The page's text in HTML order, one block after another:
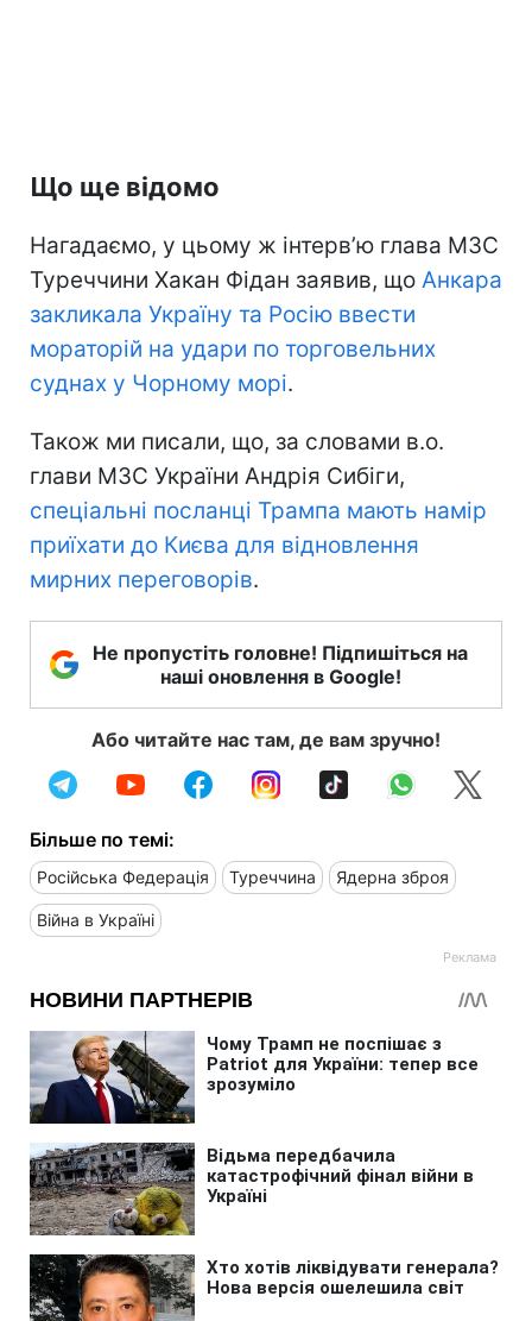
Що ще відомо
Нагадаємо, у цьому ж інтерв’ю глава МЗС
Туреччини Хакан Фідан заявив, що Анкара
закликала Україну та Росію ввести
мораторій на удари по торговельних
суднах у Чорному морі.
Також ми писали, що, за словами в.о.
глави МЗС України Андрія Сибіги,
спеціальні посланці Трампа мають намір
приїхати до Києва для відновлення
мирних переговорів.
Не пропустіть головне! Підпишіться на
наші оновлення в Google!
Або читайте нас там, де вам зручно!
Більше по темі:
Російська Федерація Туреччина Ядерна зброя
Війна в Україні